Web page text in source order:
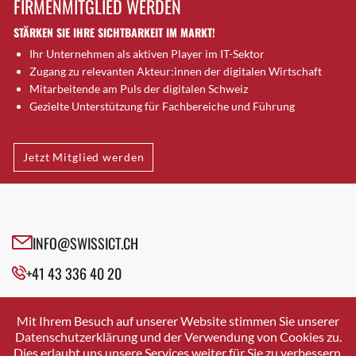
Brugg AG
Brütten
Bubendorf
Bubikon
Buchs (SG)
Bäretswil
Bülach
Cazis
Crissier
Davos Platz
Dierikon
Dietikon
FIRMENMITGLIED WERDEN
STÄRKEN SIE IHRE SICHTBARKEIT IM MARKT!
Ihr Unternehmen als aktiven Player im IT-Sektor
Zugang zu relevanten Akteur:innen der digitalen Wirtschaft
Mitarbeitende am Puls der digitalen Schweiz
Gezielte Unterstützung für Fachbereiche und Führung
Jetzt Mitglied werden
INFO@SWISSICT.CH
+41 43 336 40 20
SWISSICT
VULKANSTRASSE 120
8048 ZURICH
Mit Ihrem Besuch auf unserer Website stimmen Sie unserer
Datenschutzerklärung und der Verwendung von Cookies zu.
Dies erlaubt uns unsere Services weiter für Sie zu verbessern.